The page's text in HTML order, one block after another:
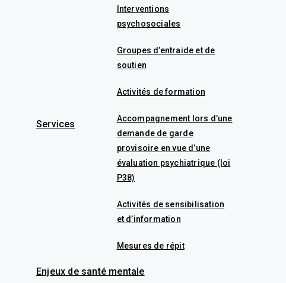
Services
Interventions
psychosociales
Groupes d’entraide et de
soutien
Activités de formation
Accompagnement lors d’une
demande de garde
provisoire en vue d’une
évaluation psychiatrique (loi
P38)
Activités de sensibilisation
et d’information
Mesures de répit
Enjeux de santé mentale